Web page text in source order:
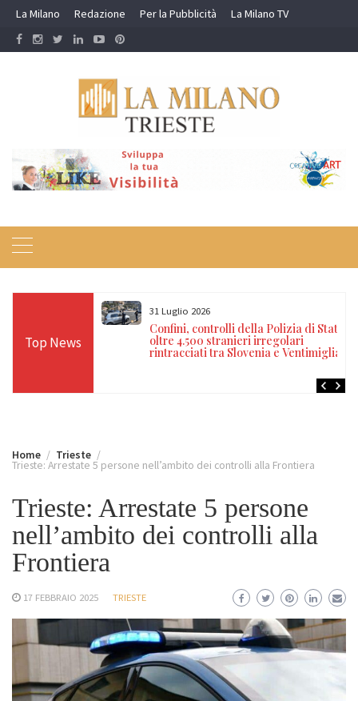
Skip
content
La Milano Redazione Per la Pubblicità La Milano TV
Top News
31 Luglio 2026
Confini, controlli della Polizia di Stato:
oltre 4.500 stranieri irregolari
rintracciati tra Slovenia e Ventimiglia
Home Trieste
Trieste: Arrestate 5 persone nell’ambito dei controlli alla Frontiera
Trieste: Arrestate 5 persone
nell’ambito dei controlli alla
Frontiera
17 FEBBRAIO 2025 TRIESTE